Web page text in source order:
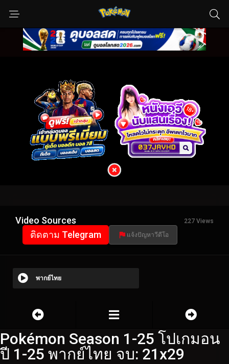
Video Sources 227 Views
ติดตาม Telegram แจ้งปัญหาวีดีโอ
พากย์ไทย
Pokémon Season 1-25 โปเกมอน
ปี 1-25 พากย์ไทย จบ: 21x29